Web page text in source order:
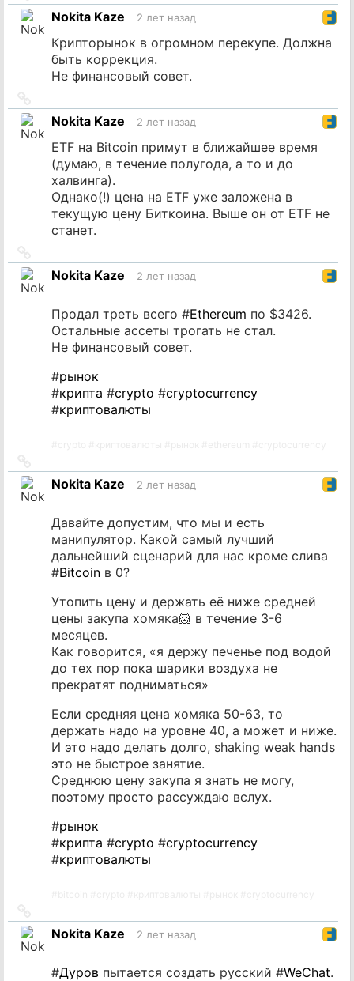
на
источник
Nokita Kaze 2 лет назад
Крипторынок в огромном перекупе. Должна
быть коррекция.
Не финансовый совет.
на
источник
Nokita Kaze 2 лет назад
ETF на Bitcoin примут в ближайшее время
(думаю, в течение полугода, а то и до
халвинга).
Однако(!) цена на ETF уже заложена в
текущую цену Биткоина. Выше он от ETF не
станет.
на
источник
Nokita Kaze 2 лет назад
Продал треть всего #Ethereum по $3426.
Остальные ассеты трогать не стал.
Не финансовый совет.
#рынок
#крипта #crypto #cryptocurrency
#криптовалюты
на
источник
Nokita Kaze 2 лет назад
Давайте допустим, что мы и есть
манипулятор. Какой самый лучший
дальнейший сценарий для нас кроме слива
#Bitcoin в 0?
Утопить цену и держать её ниже средней
цены закупа хомяка🐹 в течение 3-6
месяцев.
Как говорится, «я держу печенье под водой
до тех пор пока шарики воздуха не
прекратят подниматься»
Если средняя цена хомяка 50-63, то
держать надо на уровне 40, а может и ниже.
И это надо делать долго, shaking weak hands
это не быстрое занятие.
Среднюю цену закупа я знать не могу,
поэтому просто рассуждаю вслух.
#рынок
#крипта #crypto #cryptocurrency
#криптовалюты
на
источник
Nokita Kaze 2 лет назад
#Дуров пытается создать русский #WeChat.